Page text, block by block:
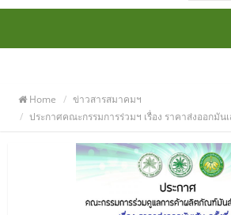
Home
ข่าวสารสมาคมฯ
ประกาศคณะกรรมการร่วมฯ เรื่อง ราคาส่งออกมัน